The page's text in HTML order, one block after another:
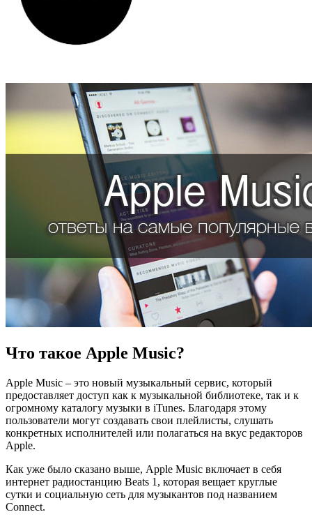
Что такое Apple Music?
Apple Music – это новый музыкальный сервис, который
предоставляет доступ как к музыкальной библиотеке, так и к
огромному каталогу музыки в iTunes. Благодаря этому
пользователи могут создавать свои плейлисты, слушать
конкретных исполнителей или полагаться на вкус редакторов
Apple.
Как уже было сказано выше, Apple Music включает в себя
интернет радиостанцию Beats 1, которая вещает круглые
сутки и социальную сеть для музыкантов под названием
Connect.